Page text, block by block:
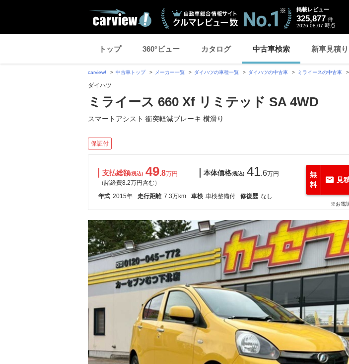
掲載レビュー
325,877 件
2026.08.07 時点
トップ 360°ビュー カタログ 中古車検索 新車見積り
carview! 中古車トップ メーカー一覧 ダイハツの車種一覧 ダイハツの中古車 ミライースの中古車
ダイハツ
ミライース 660 Xf リミテッド SA 4WD
スマートアシスト 衝突軽減ブレーキ 横滑り
保証付
支払総額(税込) 49.8万円
（諸経費8.2万円含む）
本体価格(税込) 41.6万円
年式 2015年 走行距離 7.3万km 車検 車検整備付 修復歴 なし
無
料
見
※お電